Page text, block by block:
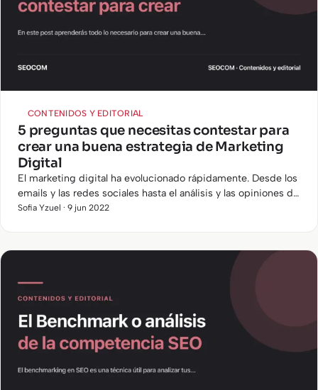
CONTENIDOS Y EDITORIAL
5 preguntas que necesitas contestar para
crear una buena estrategia de Marketing
Digital
El marketing digital ha evolucionado rápidamente. Desde los
emails y las redes sociales hasta el análisis y las opiniones de
los clientes, el marketing digital ofrece mas…
Sofia Yzuel · 9 jun 2022